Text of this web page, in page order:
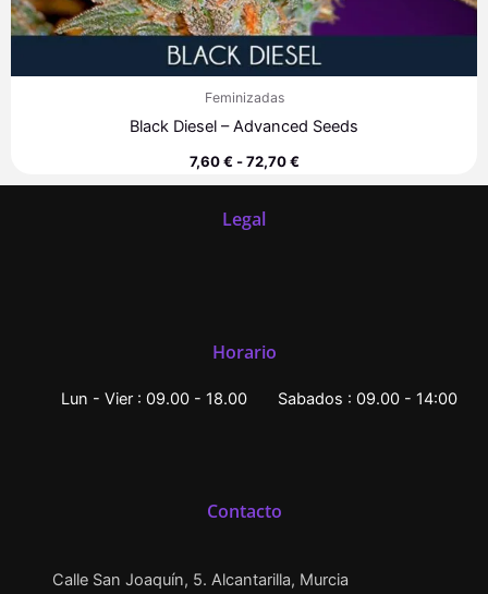
Feminizadas
Black Diesel – Advanced Seeds
7,60€ - 72,70€
Legal
Horario
Lun - Vier : 09.00 - 18.00 Sabados : 09.00 - 14:00
Contacto
Calle San Joaquín, 5. Alcantarilla, Murcia